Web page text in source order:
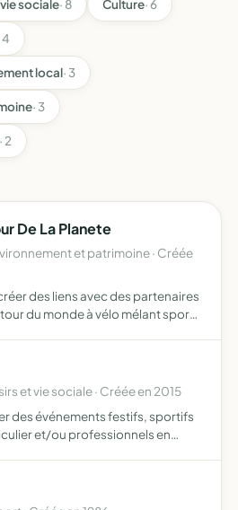
sociale· 8 Culture· 6
4
local· 3
· 3
· 2
De La Planete
et patrimoine · Créée
des liens avec des partenaires
du monde à vélo mélant sport,
et vie sociale · Créée en 2015
des événements festifs, sportifs
et/ou professionnels en